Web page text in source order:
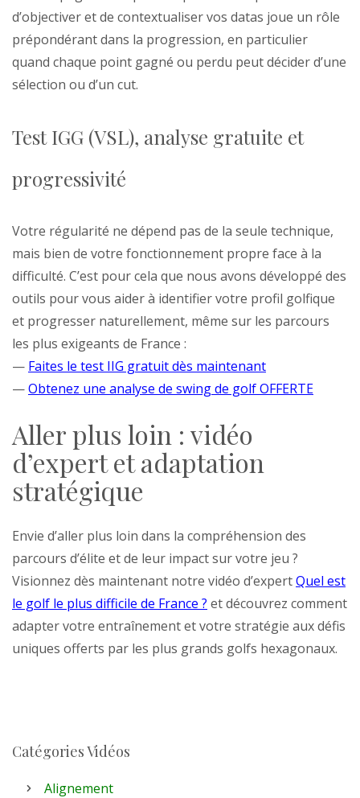
d’objectiver et de contextualiser vos datas joue un rôle
prépondérant dans la progression, en particulier
quand chaque point gagné ou perdu peut décider d’une
sélection ou d’un cut.
Test IGG (VSL), analyse gratuite et
progressivité
Votre régularité ne dépend pas de la seule technique,
mais bien de votre fonctionnement propre face à la
difficulté. C’est pour cela que nous avons développé des
outils pour vous aider à identifier votre profil golfique
et progresser naturellement, même sur les parcours
les plus exigeants de France :
— Faites le test IIG gratuit dès maintenant
—Obtenez une analyse de swing de golf OFFERTE
Aller plus loin : vidéo
d’expert et adaptation
stratégique
Envie d’aller plus loin dans la compréhension des
parcours d’élite et de leur impact sur votre jeu ?
Visionnez dès maintenant notre vidéo d’expertQuel est
le golf le plus difficile de France ? et découvrez comment
adapter votre entraînement et votre stratégie aux défis
uniques offerts par les plus grands golfs hexagonaux.
Catégories Vidéos
Alignement